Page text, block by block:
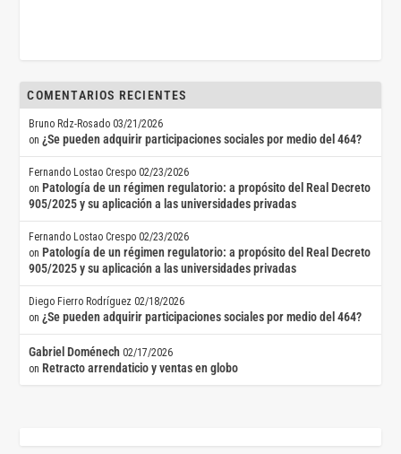
COMENTARIOS RECIENTES
Bruno Rdz-Rosado 03/21/2026
on¿Se pueden adquirir participaciones sociales por medio del 464?
Fernando Lostao Crespo 02/23/2026
on Patología de un régimen regulatorio: a propósito del Real Decreto
905/2025 y su aplicación a las universidades privadas
Fernando Lostao Crespo 02/23/2026
on Patología de un régimen regulatorio: a propósito del Real Decreto
905/2025 y su aplicación a las universidades privadas
Diego Fierro Rodríguez 02/18/2026
on¿Se pueden adquirir participaciones sociales por medio del 464?
Gabriel Doménech 02/17/2026
on Retracto arrendaticio y ventas en globo